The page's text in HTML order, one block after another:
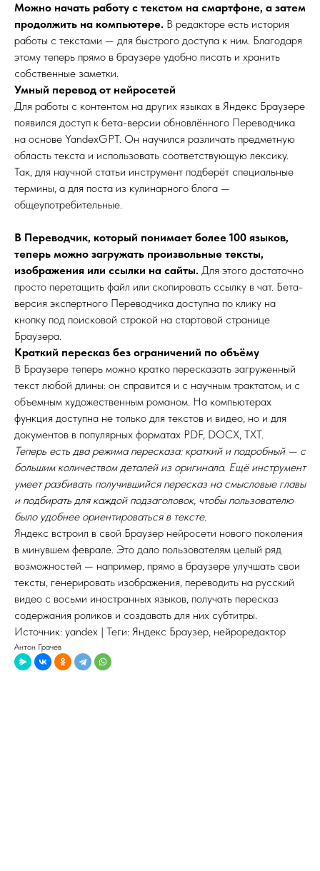
Можно начать работу с текстом на смартфоне, а затем
продолжить на компьютере. В редакторе есть история
работы с текстами — для быстрого доступа к ним. Благодаря
этому теперь прямо в браузере удобно писать и хранить
собственные заметки.
Умный перевод от нейросетей
Для работы с контентом на других языках в Яндекс Браузере
появился доступ к бета-версии обновлённого Переводчика
на основе YandexGPT. Он научился различать предметную
область текста и использовать соответствующую лексику.
Так, для научной статьи инструмент подберёт специальные
термины, а для поста из кулинарного блога —
общеупотребительные.
В Переводчик, который понимает более 100 языков,
теперь можно загружать произвольные тексты,
изображения или ссылки на сайты. Для этого достаточно
просто перетащить файл или скопировать ссылку в чат. Бета-
версия экспертного Переводчика доступна по клику на
кнопку под поисковой строкой на стартовой странице
Браузера.
Краткий пересказ без ограничений по объёму
В Браузере теперь можно кратко пересказать загруженный
текст любой длины: он справится и с научным трактатом, и с
объемным художественным романом. На компьютерах
функция доступна не только для текстов и видео, но и для
документов в популярных форматах PDF, DOCX, TXT.
Теперь есть два режима пересказа: краткий и подробный — с
большим количеством деталей из оригинала. Ещё инструмент
умеет разбивать получившийся пересказ на смысловые главы
и подбирать для каждой подзаголовок, чтобы пользователю
было удобнее ориентироваться в тексте.
Яндекс встроил в свой Браузер нейросети нового поколения
в минувшем феврале. Это дало пользователям целый ряд
возможностей — например, прямо в браузере улучшать свои
тексты, генерировать изображения, переводить на русский
видео с восьми иностранных языков, получать пересказ
содержания роликов и создавать для них субтитры.
Источник: yandex | Теги: Яндекс Браузер, нейроредактор
Антон Грачев